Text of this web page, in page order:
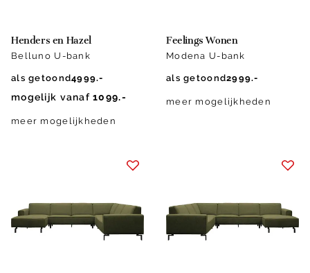
Henders en Hazel
Belluno U-bank
als getoond4999.-
mogelijk vanaf 1099.-
meer mogelijkheden
Feelings Wonen
Modena U-bank
als getoond2999.-
meer mogelijkheden